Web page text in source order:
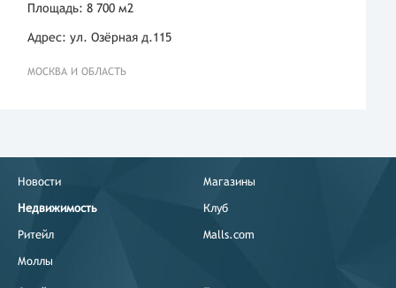
Площадь: 8 700 м2
Адрес: ул. Озёрная д.115
МОСКВА И ОБЛАСТЬ
Новости
Недвижимость
Ритейл
Моллы
Магазины
Клуб
Malls.com